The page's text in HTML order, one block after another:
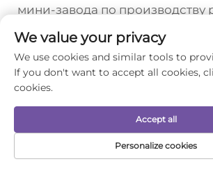
мини-завода по производству
за счет экономии от
выгодно партнерам-брендам
конкурентоспособным ценам и
на конкретных материалах и
используемых в компактных
ухода за собой,
ДОМАШНЯЯ
We value your privacy
We use cookies and similar tools to
If you don't want to accept all cookies,
cookies.
Personalize cookies
Accept all